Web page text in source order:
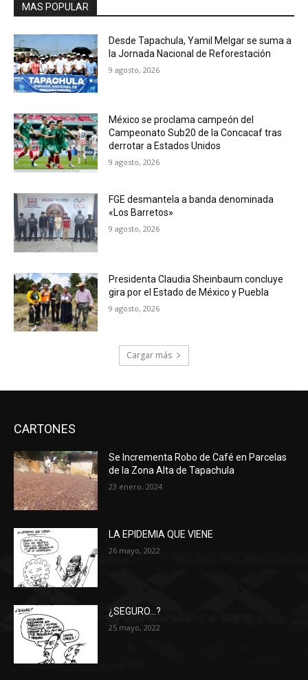
MAS POPULAR
Desde Tapachula, Yamil Melgar se suma a
la Jornada Nacional de Reforestación
9 agosto, 2026
México se proclama campeón del
Campeonato Sub20 de la Concacaf tras
derrotar a Estados Unidos
9 agosto, 2026
FGE desmantela a banda denominada
«Los Barretos»
9 agosto, 2026
Presidenta Claudia Sheinbaum concluye
gira por el Estado de México y Puebla
9 agosto, 2026
Cargar más
CARTONES
Se Incrementa Robo de Café en Parcelas
de la Zona Alta de Tapachula
23 enero, 2024
LA EPIDEMIA QUE VIENE
26 mayo, 2022
¿SEGURO…?
25 mayo, 2022